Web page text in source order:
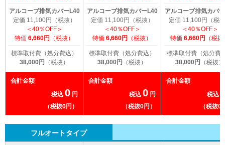
アルコーブ排気カバーL40
定価 11,100円（税抜）
＜40％OFF＞
特価 6,660円 （税抜）
標準取付費（処分費込）
38,000円 （税抜）
アルコーブ排気カバーL40
定価 11,100円（税抜）
＜40％OFF＞
特価 6,660円 （税抜）
標準取付費（処分費込）
38,000円 （税抜）
アルコーブ排気カバ
定価 11,100円（税
＜40％OFF＞
特価 6,660円 （税
標準取付費（処分費
38,000円 （税抜）
合計金額
税込 0 円
（税抜0円）
合計金額
税込 0 円
（税抜0円）
合計金額
税込
（税抜0
フルオートタイプ